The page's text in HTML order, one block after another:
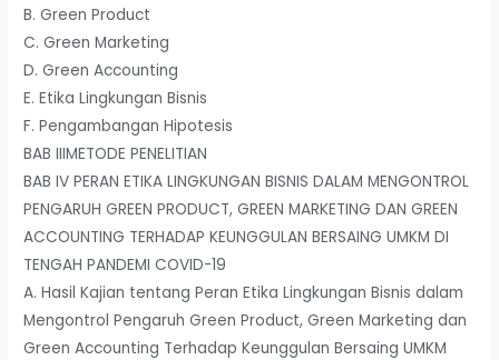
B. Green Product
C. Green Marketing
D. Green Accounting
E. Etika Lingkungan Bisnis
F. Pengambangan Hipotesis
BAB IIIMETODE PENELITIAN
BAB IV PERAN ETIKA LINGKUNGAN BISNIS DALAM MENGONTROL
PENGARUH GREEN PRODUCT, GREEN MARKETING DAN GREEN
ACCOUNTING TERHADAP KEUNGGULAN BERSAING UMKM DI
TENGAH PANDEMI COVID-19
A. Hasil Kajian tentang Peran Etika Lingkungan Bisnis dalam
Mengontrol Pengaruh Green Product, Green Marketing dan
Green Accounting Terhadap Keunggulan Bersaing UMKM